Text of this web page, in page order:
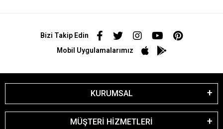
Bizi Takip Edin
Mobil Uygulamalarımız
KURUMSAL
MÜŞTERİ HİZMETLERİ